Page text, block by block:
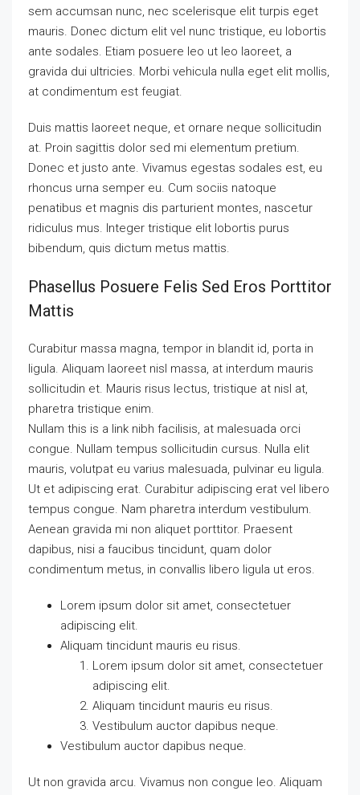
sem accumsan nunc, nec scelerisque elit turpis eget
mauris. Donec dictum elit vel nunc tristique, eu lobortis
ante sodales. Etiam posuere leo ut leo laoreet, a
gravida dui ultricies. Morbi vehicula nulla eget elit mollis,
at condimentum est feugiat.
Duis mattis laoreet neque, et ornare neque sollicitudin
at. Proin sagittis dolor sed mi elementum pretium.
Donec et justo ante. Vivamus egestas sodales est, eu
rhoncus urna semper eu. Cum sociis natoque
penatibus et magnis dis parturient montes, nascetur
ridiculus mus. Integer tristique elit lobortis purus
bibendum, quis dictum metus mattis.
Phasellus Posuere Felis Sed Eros Porttitor
Mattis
Curabitur massa magna, tempor in blandit id, porta in
ligula. Aliquam laoreet nisl massa, at interdum mauris
sollicitudin et. Mauris risus lectus, tristique at nisl at,
pharetra tristique enim.
Nullam this is a link nibh facilisis, at malesuada orci
congue. Nullam tempus sollicitudin cursus. Nulla elit
mauris, volutpat eu varius malesuada, pulvinar eu ligula.
Ut et adipiscing erat. Curabitur adipiscing erat vel libero
tempus congue. Nam pharetra interdum vestibulum.
Aenean gravida mi non aliquet porttitor. Praesent
dapibus, nisi a faucibus tincidunt, quam dolor
condimentum metus, in convallis libero ligula ut eros.
Lorem ipsum dolor sit amet, consectetuer
adipiscing elit.
Aliquam tincidunt mauris eu risus.
Lorem ipsum dolor sit amet, consectetuer
adipiscing elit.
Aliquam tincidunt mauris eu risus.
Vestibulum auctor dapibus neque.
Vestibulum auctor dapibus neque.
Ut non gravida arcu. Vivamus non congue leo. Aliquam